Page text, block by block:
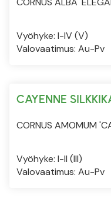
Vyöhyke: I-IV (V)
Valovaatimus: Au-Pv
CAYENNE
CORNUS AMOMUM
Vyöhyke: I-II (III)
Valovaatimus: Au-Pv